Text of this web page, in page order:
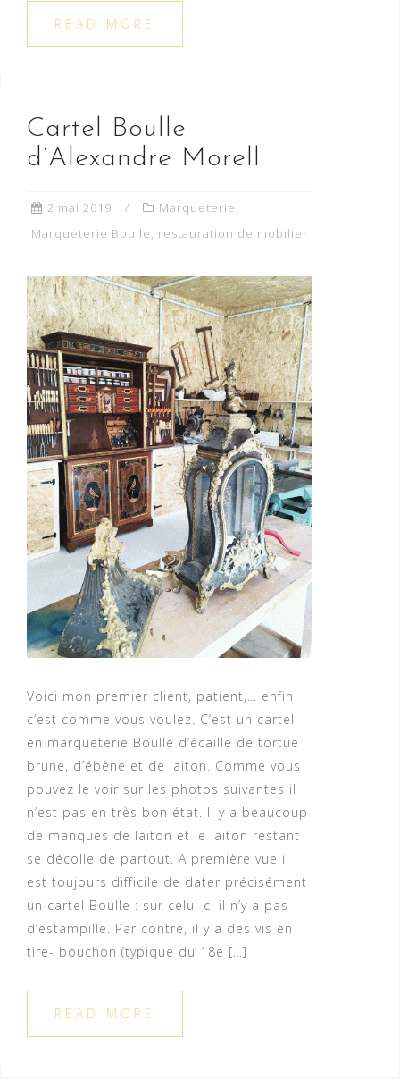
READ MORE
Cartel Boulle
d’Alexandre Morell
2 mai 2019 Marqueterie,
Marqueterie Boulle, restauration de mobilier
Voici mon premier client, patient,… enfin
c’est comme vous voulez. C’est un cartel
en marqueterie Boulle d’écaille de tortue
brune, d’ébène et de laiton. Comme vous
pouvez le voir sur les photos suivantes il
n’est pas en très bon état. Il y a beaucoup
de manques de laiton et le laiton restant
se décolle de partout. A première vue il
est toujours difficile de dater précisément
un cartel Boulle : sur celui-ci il n’y a pas
d’estampille. Par contre, il y a des vis en
tire- bouchon (typique du 18e […]
READ MORE